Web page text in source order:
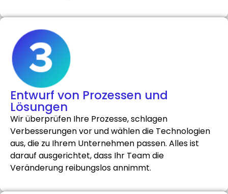
Entwurf von Prozessen und
Lösungen
Wir überprüfen Ihre Prozesse, schlagen
Verbesserungen vor und wählen die Technologien
aus, die zu Ihrem Unternehmen passen. Alles ist
darauf ausgerichtet, dass Ihr Team die
Veränderung reibungslos annimmt.